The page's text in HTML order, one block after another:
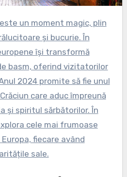
și bucurie. În
își transformă
basm, oferind vizitatorilor
2024 promite să fie unul
care aduc împreună
și spiritul sărbătorilor. În
cele mai frumoase
fiecare având
sale.